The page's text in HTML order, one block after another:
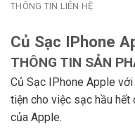
THÔNG TIN LIÊN HỆ
Củ Sạc IPhone
THÔNG TIN SẢN
Củ Sạc IPhone Apple
tiện cho việc sạc hầu
của Apple.